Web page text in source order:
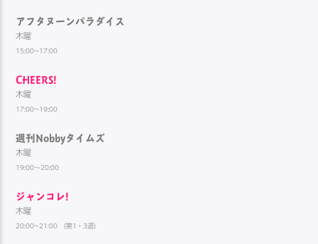
アフタヌーンパラダイス
木曜
15:00~17:00
CHEERS!
木曜
17:00~19:00
週刊Nobbyタイムズ
木曜
19:00～20:00
ジャンコレ!
木曜
20:00~21:00 （第1・3週）